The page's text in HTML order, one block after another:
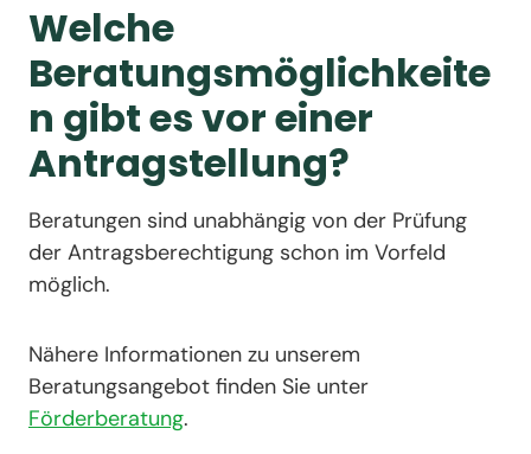
Welche
Beratungsmöglichkeite
n gibt es vor einer
Antragstellung?
Beratungen sind unabhängig von der Prüfung
der Antragsberechtigung schon im Vorfeld
möglich.
Nähere Informationen zu unserem
Beratungsangebot finden Sie unter
Förderberatung.